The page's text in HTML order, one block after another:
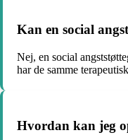
Kan en social
Nej, en social
har de samme
Hvordan kan jeg